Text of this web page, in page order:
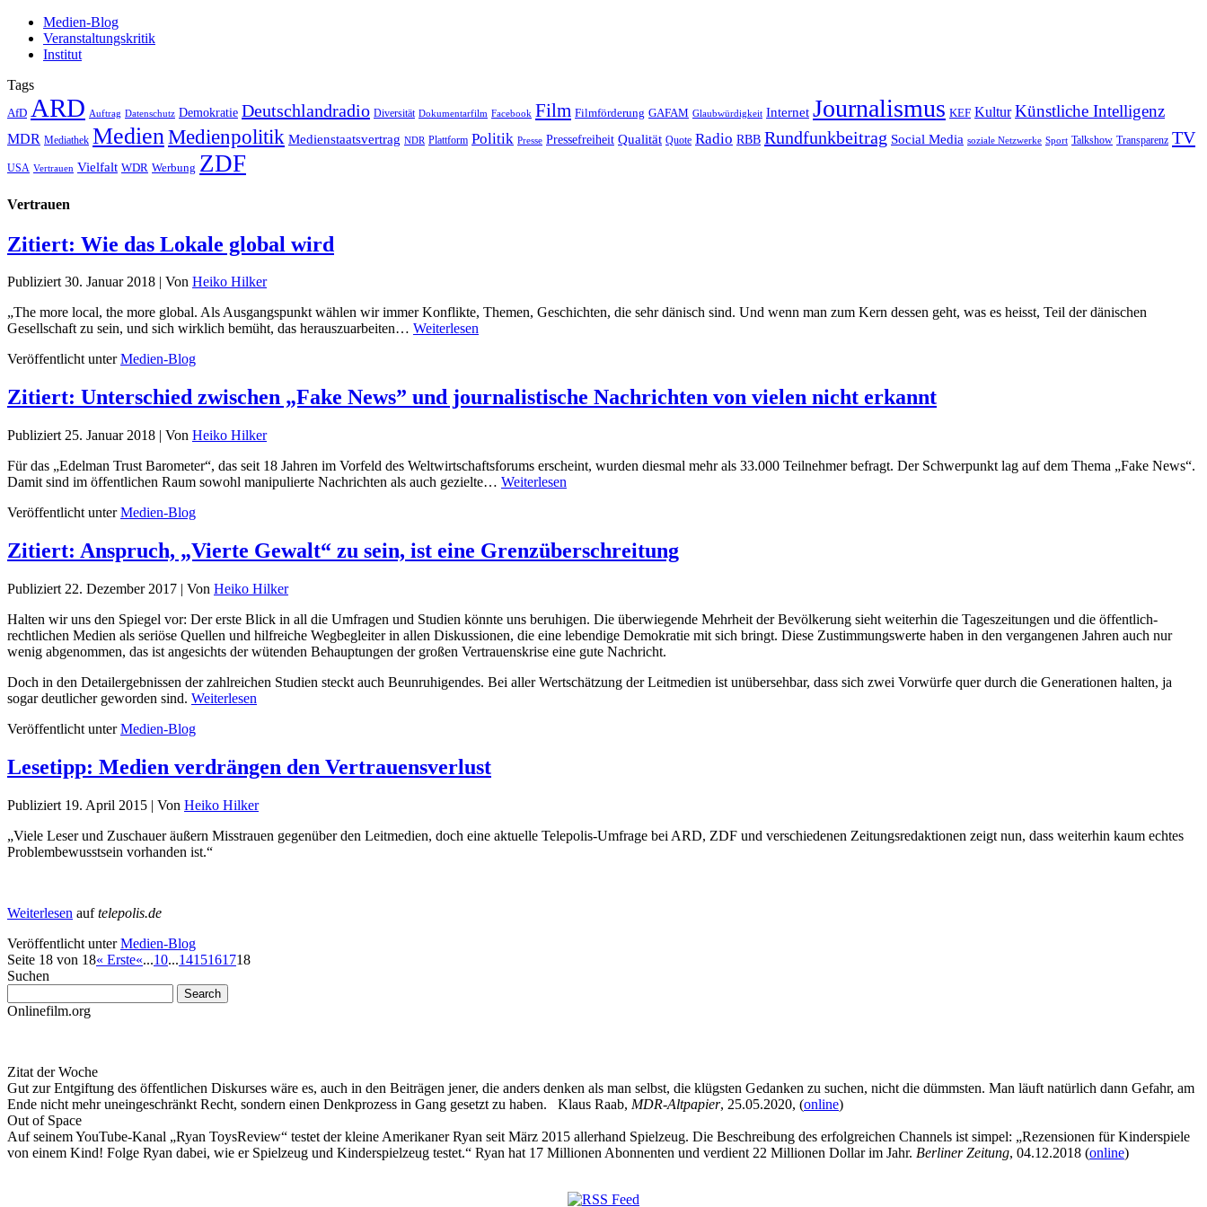
Medien-Blog
Veranstaltungskritik
Institut
Tags
AfD ARD Auftrag Datenschutz Demokratie Deutschlandradio Diversität Dokumentarfilm Facebook Film Filmförderung GAFAM Glaubwürdigkeit Internet Journalismus KEF Kultur Künstliche Intelligenz
MDR Mediathek MedienMedienpolitik Medienstaatsvertrag NDR Plattform Politik Presse Pressefreiheit Qualität Quote Radio RBB Rundfunkbeitrag Social Media soziale Netzwerke Sport Talkshow Transparenz TV
USA Vertrauen Vielfalt WDR Werbung ZDF
Vertrauen
Zitiert: Wie das Lokale global wird
Publiziert 30. Januar 2018 | Von Heiko Hilker
„The more local, the more global. Als Ausgangspunkt wählen wir immer Konflikte, Themen, Geschichten, die sehr dänisch sind. Und wenn man zum Kern dessen geht, was es heisst, Teil der dänischen
Gesellschaft zu sein, und sich wirklich bemüht, das herauszuarbeiten… Weiterlesen
Veröffentlicht unter Medien-Blog
Zitiert: Unterschied zwischen „Fake News” und journalistische Nachrichten von vielen nicht erkannt
Publiziert 25. Januar 2018 | Von Heiko Hilker
Für das „Edelman Trust Barometer“, das seit 18 Jahren im Vorfeld des Weltwirtschaftsforums erscheint, wurden diesmal mehr als 33.000 Teilnehmer befragt. Der Schwerpunkt lag auf dem Thema „Fake News“.
Damit sind im öffentlichen Raum sowohl manipulierte Nachrichten als auch gezielte… Weiterlesen
Veröffentlicht unter Medien-Blog
Zitiert: Anspruch, „Vierte Gewalt“ zu sein, ist eine Grenzüberschreitung
Publiziert 22. Dezember 2017 | Von Heiko Hilker
Halten wir uns den Spiegel vor: Der erste Blick in all die Umfragen und Studien könnte uns beruhigen. Die überwiegende Mehrheit der Bevölkerung sieht weiterhin die Tageszeitungen und die öffentlich-
rechtlichen Medien als seriöse Quellen und hilfreiche Wegbegleiter in allen Diskussionen, die eine lebendige Demokratie mit sich bringt. Diese Zustimmungswerte haben in den vergangenen Jahren auch nur
wenig abgenommen, das ist angesichts der wütenden Behauptungen der großen Vertrauenskrise eine gute Nachricht.
Doch in den Detailergebnissen der zahlreichen Studien steckt auch Beunruhigendes. Bei aller Wertschätzung der Leitmedien ist unübersehbar, dass sich zwei Vorwürfe quer durch die Generationen halten, ja
sogar deutlicher geworden sind. Weiterlesen
Veröffentlicht unter Medien-Blog
Lesetipp: Medien verdrängen den Vertrauensverlust
Publiziert 19. April 2015 | Von Heiko Hilker
„Viele Leser und Zuschauer äußern Misstrauen gegenüber den Leitmedien, doch eine aktuelle Telepolis-Umfrage bei ARD, ZDF und verschiedenen Zeitungsredaktionen zeigt nun, dass weiterhin kaum echtes
Problembewusstsein vorhanden ist.“
Weiterlesen auftelepolis.de
Veröffentlicht unter Medien-Blog
Seite 18 von 18« Erste«...10...1415161718
Suchen
Onlinefilm.org
Zitat der Woche
Gut zur Entgiftung des öffentlichen Diskurses wäre es, auch in den Beiträgen jener, die anders denken als man selbst, die klügsten Gedanken zu suchen, nicht die dümmsten. Man läuft natürlich dann Gefahr, am
Ende nicht mehr uneingeschränkt Recht, sondern einen Denkprozess in Gang gesetzt zu haben. Klaus Raab, MDR-Altpapier, 25.05.2020, (online)
Out of Space
Auf seinem YouTube-Kanal „Ryan ToysReview“ testet der kleine Amerikaner Ryan seit März 2015 allerhand Spielzeug. Die Beschreibung des erfolgreichen Channels ist simpel: „Rezensionen für Kinderspiele
von einem Kind! Folge Ryan dabei, wie er Spielzeug und Kinderspielzeug testet.“ Ryan hat 17 Millionen Abonnenten und verdient 22 Millionen Dollar im Jahr. Berliner Zeitung, 04.12.2018 (online)